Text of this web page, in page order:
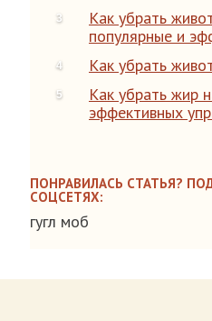
Как убрать
популярные и
Как убрать
Как убрать жир
эффективных
ПОНРАВИЛАСЬ СТАТЬЯ?
СОЦСЕТЯХ:
гугл моб